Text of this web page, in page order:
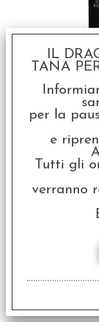
€
€
IL
TANA
per la
e
Tutti gli
verranno